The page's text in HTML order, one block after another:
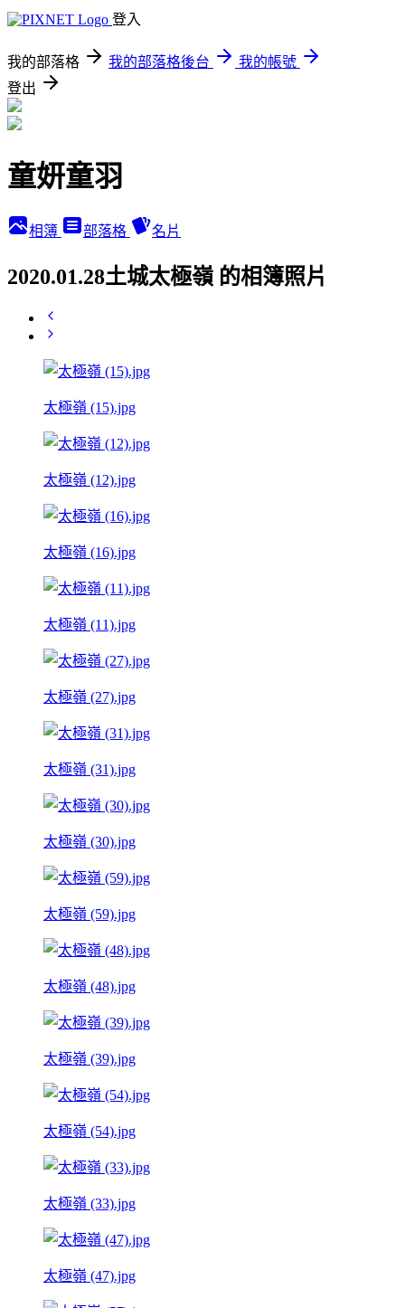
登入
我的部落格 我的部落格後台
我的帳號
登出
童妍童羽
相簿 部落格 名片
2020.01.28土城太極嶺 的相簿照片
太極嶺 (15).jpg
太極嶺 (12).jpg
太極嶺 (16).jpg
太極嶺 (11).jpg
太極嶺 (27).jpg
太極嶺 (31).jpg
太極嶺 (30).jpg
太極嶺 (59).jpg
太極嶺 (48).jpg
太極嶺 (39).jpg
太極嶺 (54).jpg
太極嶺 (33).jpg
太極嶺 (47).jpg